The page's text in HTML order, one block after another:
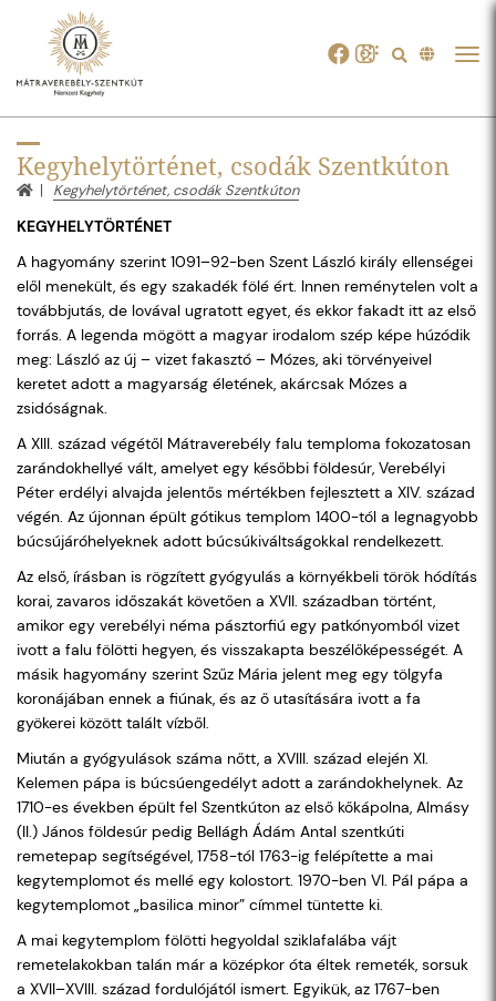
Kegyhelytörténet, csodák Szentkúton
Kegyhelytörténet, csodák Szentkúton
KEGYHELYTÖRTÉNET
A hagyomány szerint 1091–92-ben Szent László király ellenségei
elől menekült, és egy szakadék fölé ért. Innen reménytelen volt a
továbbjutás, de lovával ugratott egyet, és ekkor fakadt itt az első
forrás. A legenda mögött a magyar irodalom szép képe húzódik
meg: László az új – vizet fakasztó – Mózes, aki törvényeivel
keretet adott a magyarság életének, akárcsak Mózes a
zsidóságnak.
A XIII. század végétől Mátraverebély falu temploma fokozatosan
zarándokhellyé vált, amelyet egy későbbi földesúr, Verebélyi
Péter erdélyi alvajda jelentős mértékben fejlesztett a XIV. század
végén. Az újonnan épült gótikus templom 1400-tól a legnagyobb
búcsújáróhelyeknek adott búcsúkiváltságokkal rendelkezett.
Az első, írásban is rögzített gyógyulás a környékbeli török hódítás
korai, zavaros időszakát követően a XVII. században történt,
amikor egy verebélyi néma pásztorfiú egy patkónyomból vizet
ivott a falu fölötti hegyen, és visszakapta beszélőképességét. A
másik hagyomány szerint Szűz Mária jelent meg egy tölgyfa
koronájában ennek a fiúnak, és az ő utasítására ivott a fa
gyökerei között talált vízből.
Miután a gyógyulások száma nőtt, a XVIII. század elején XI.
Kelemen pápa is búcsúengedélyt adott a zarándokhelynek. Az
1710-es években épült fel Szentkúton az első kőkápolna, Almásy
(II.) János földesúr pedig Bellágh Ádám Antal szentkúti
remetepap segítségével, 1758-tól 1763-ig felépítette a mai
kegytemplomot és mellé egy kolostort. 1970-ben VI. Pál pápa a
kegytemplomot „basilica minor” címmel tüntette ki.
A mai kegytemplom fölötti hegyoldal sziklafalába vájt
remetelakokban talán már a középkor óta éltek remeték, sorsuk
a XVII–XVIII. század fordulójától ismert. Egyikük, az 1767-ben